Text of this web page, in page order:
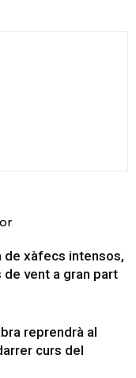
de xàfecs intensos,
vent a gran part
reprendrà al
curs del